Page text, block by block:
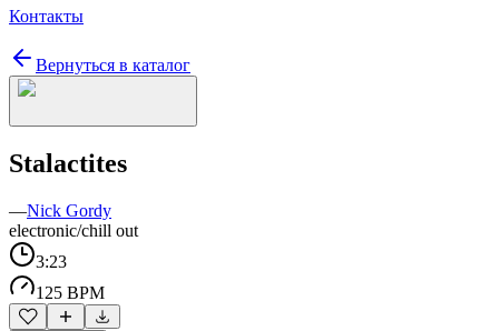
Контакты
Вернуться в каталог
Stalactites
—Nick Gordy
electronic/chill out
3:23
125 BPM